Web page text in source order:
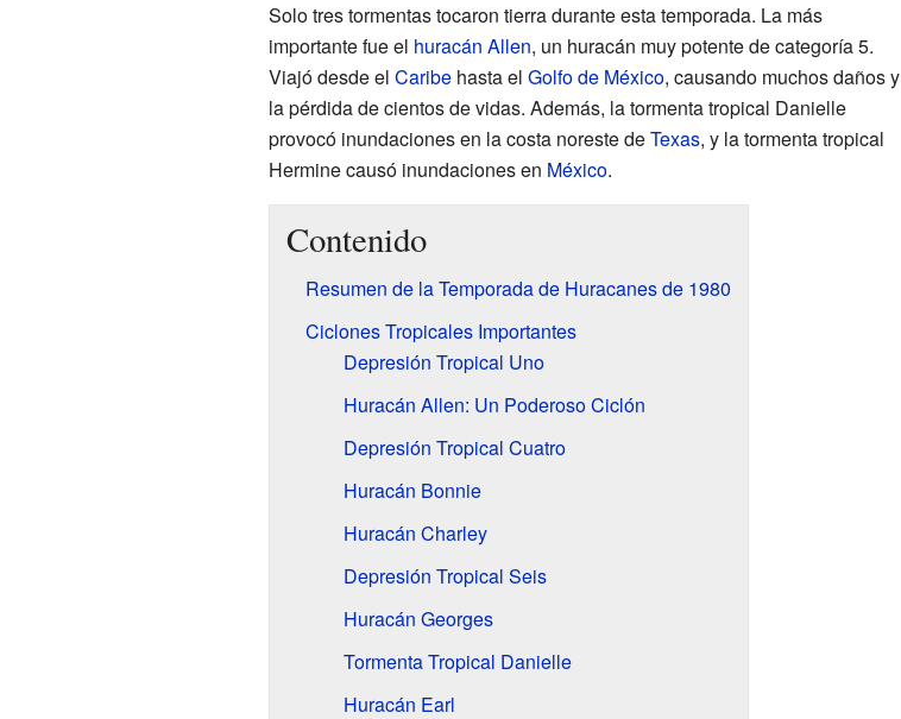
Solo tres tormentas tocaron tierra durante esta temporada. La más
importante fue el huracán Allen, un huracán muy potente de categoría 5.
Viajó desde el Caribehasta el Golfo de México, causando muchos daños y
la pérdida de cientos de vidas. Además, la tormenta tropical Danielle
provocó inundaciones en la costa noreste deTexas, y la tormenta tropical
Hermine causó inundaciones en México.
Contenido
Resumen de la Temporada de Huracanes de 1980
Ciclones Tropicales Importantes
Depresión Tropical Uno
Huracán Allen: Un Poderoso Ciclón
Depresión Tropical Cuatro
Huracán Bonnie
Huracán Charley
Depresión Tropical Seis
Huracán Georges
Tormenta Tropical Danielle
Huracán Earl